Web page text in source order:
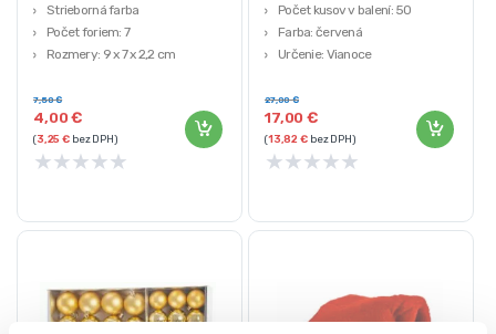
Strieborná farba
Počet foriem: 7
Rozmery: 9 x 7 x 2,2 cm
4,00€
7,50€
(3,25€ bez DPH)
★★★★★
Počet kusov v balení: 50
Farba: červená
Určenie: Vianoce
17,00€
27,00€
(13,82€bez DPH)
★★★★★